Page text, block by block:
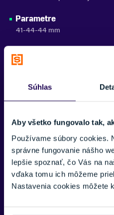
Súhlas
Aby všetko fungovalo tak,
Používame súbory cookies.
správne fungovanie nášho
lepšie spoznať, čo Vás na
vďaka tomu ich môžeme
Nastavenia cookies môžete
Parametre
41-44-44 mm
Potrebujete
pre vás.
VAŠE MENO:
E-MAIL:
TELEFÓNNE ČÍSLO: